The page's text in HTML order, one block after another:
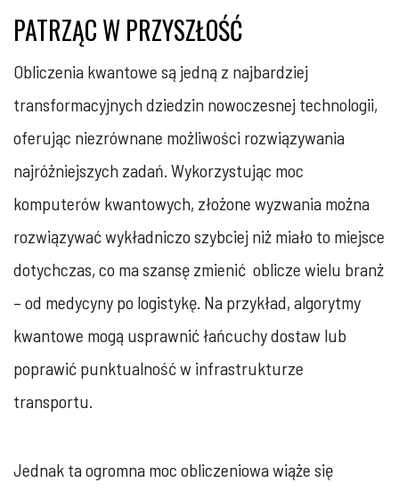
PATRZĄC W PRZYSZŁOŚĆ
Obliczenia kwantowe są jedną z najbardziej
transformacyjnych dziedzin nowoczesnej technologii,
oferując niezrównane możliwości rozwiązywania
najróżniejszych zadań. Wykorzystując moc
komputerów kwantowych, złożone wyzwania można
rozwiązywać wykładniczo szybciej niż miało to miejsce
dotychczas, co ma szansę zmienić oblicze wielu branż
– od medycyny po logistykę. Na przykład, algorytmy
kwantowe mogą usprawnić łańcuchy dostaw lub
poprawić punktualność w infrastrukturze
transportu.
Jednak ta ogromna moc obliczeniowa wiąże się